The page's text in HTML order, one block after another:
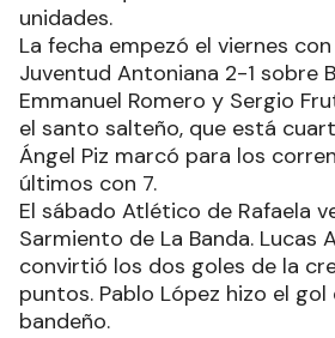
unidades.
La fecha empezó el viernes
Juventud Antoniana 2-1 sobre
Emmanuel Romero y Sergio
el santo salteño, que está
Ángel Piz marcó para los
últimos con 7.
El sábado Atlético de Rafaela
Sarmiento de La Banda. Lucas
convirtió los dos goles de la
puntos. Pablo López hizo el gol
bandeño.